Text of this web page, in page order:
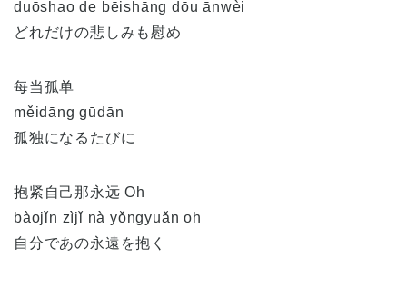
duōshao de bēishāng dōu ānwèi
どれだけの悲しみも慰め
每当孤单
měidāng gūdān
孤独になるたびに
抱紧自己那永远 Oh
bàojǐn zìjǐ nà yǒngyuǎn oh
自分であの永遠を抱く